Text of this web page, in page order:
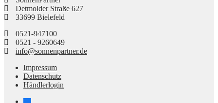
Detmolder Straße 627
33699 Bielefeld
0521-947100
0521 - 9260649
info@sonnenpartner.de
Impressum
Datenschutz
Händlerlogin
facebook